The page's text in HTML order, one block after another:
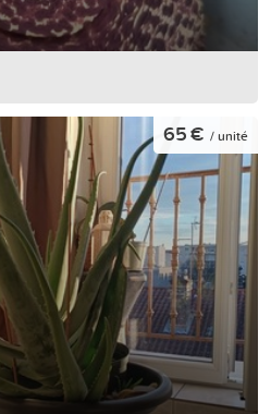
65 € / unité